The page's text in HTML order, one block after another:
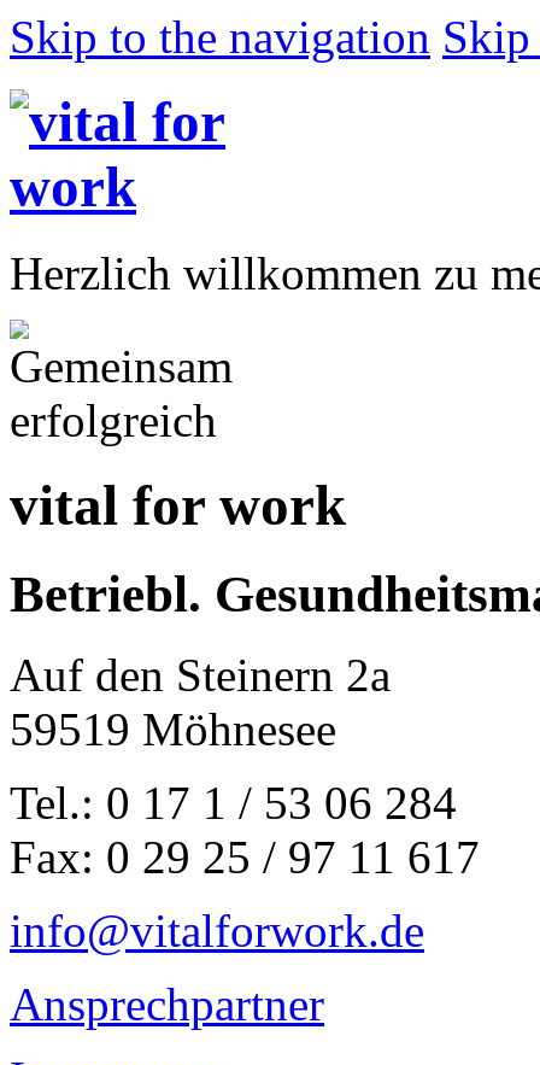
Skip to the navigation Skip
Herzlich willkommen zu
vital for work
Betriebl.
Auf den Steinern 2a
59519 Möhnesee
Tel.: 0 17 1 / 53 06 284
Fax: 0 29 25 / 97 11 617
info@vitalforwork.de
Ansprechpartner